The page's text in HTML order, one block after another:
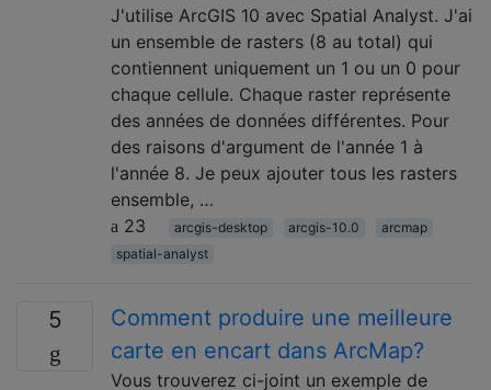
J'utilise ArcGIS 10 avec Spatial Analyst. J'ai
un ensemble de rasters (8 au total) qui
contiennent uniquement un 1 ou un 0 pour
chaque cellule. Chaque raster représente
des années de données différentes. Pour
des raisons d'argument de l'année 1 à
l'année 8. Je peux ajouter tous les rasters
ensemble, …
23
arcgis-desktop arcgis-10.0
arcmap
spatial-analyst
5
Comment produire une meilleure
carte en encart dans ArcMap?
Vous trouverez ci-joint un exemple de